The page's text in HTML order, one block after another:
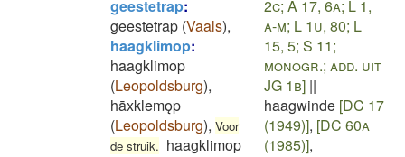
geestetrap:
geestetrap (Vaals),
haagklimop:
haagklimop
(Leopoldsburg),
hāxklemǫp
(Leopoldsburg), Voor
de struik. haagklimop
2c; A 17, 6a; L 1,
a-m; L 1u, 80; L
15, 5; S 11;
monogr.; add. uit
JG 1b] ||
haagwinde [DC 17
(1949)], [DC 60a
(1985)],